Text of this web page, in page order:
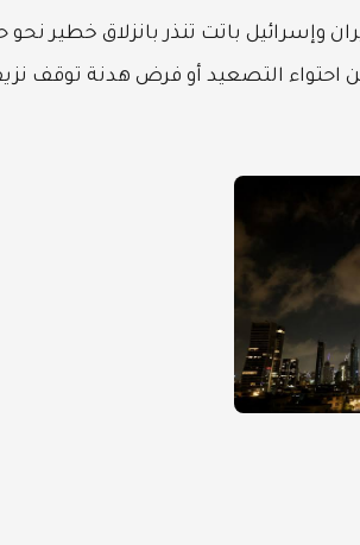
وإسرائيل باتت تنذر بانزلاق خطير
احتواء التصعيد أو فرض هدنة توقف